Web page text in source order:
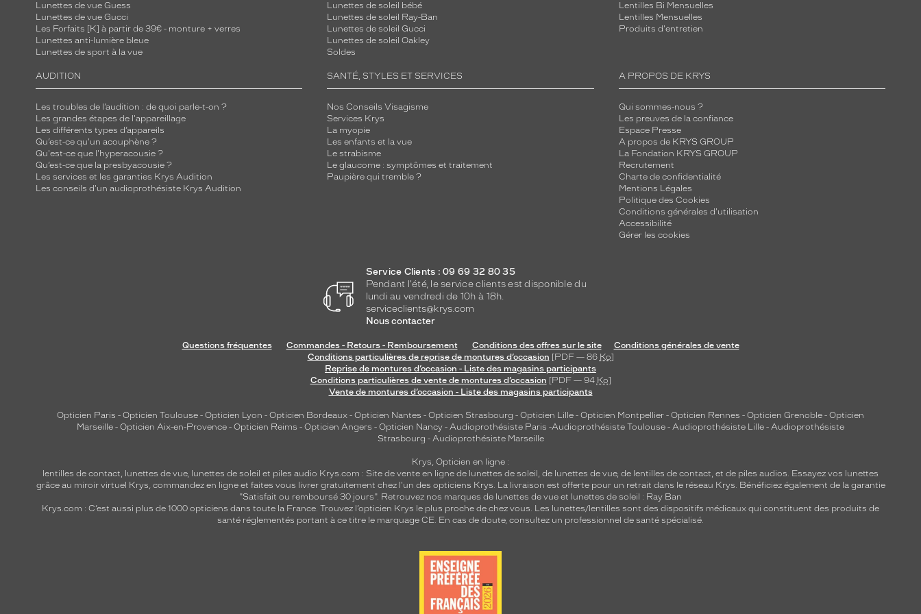
Lunettes de vue Guess
Lunettes de vue Gucci
Les Forfaits [K] à partir de 39€ - monture + verres
Lunettes anti-lumière bleue
Lunettes de sport à la vue
Lunettes de soleil bébé
Lunettes de soleil Ray-Ban
Lunettes de soleil Gucci
Lunettes de soleil Oakley
Soldes
Lentilles Bi Mensuelles
Lentilles Mensuelles
Produits d'entretien
AUDITION
Les troubles de l’audition : de quoi parle-t-on ?
Les grandes étapes de l'appareillage
Les différents types d’appareils
Qu’est-ce qu'un acouphène ?
Qu'est-ce que l'hyperacousie ?
Qu’est-ce que la presbyacousie ?
Les services et les garanties Krys Audition
Les conseils d'un audioprothésiste Krys Audition
SANTÉ, STYLES ET SERVICES
Nos Conseils Visagisme
Services Krys
La myopie
Les enfants et la vue
Le strabisme
Le glaucome : symptômes et traitement
Paupière qui tremble ?
A PROPOS DE KRYS
Qui sommes-nous ?
Les preuves de la confiance
Espace Presse
A propos de KRYS GROUP
La Fondation KRYS GROUP
Recrutement
Charte de confidentialité
Mentions Légales
Politique des Cookies
Conditions générales d'utilisation
Accessibilité
Gérer les cookies
Service Clients : 09 69 32 80 35
Pendant l'été, le service clients est disponible du
lundi au vendredi de 10h à 18h.
serviceclients@krys.com
Nous contacter
Questions fréquentes Commandes - Retours - Remboursement Conditions des offres sur le site
Conditions générales de vente
Conditions particulières de reprise de montures d’occasion [PDF — 86 Ko]
Reprise de montures d’occasion - Liste des magasins participants
Conditions particulières de vente de montures d’occasion [PDF — 94 Ko]
Vente de montures d’occasion - Liste des magasins participants
Opticien Paris - Opticien Toulouse - Opticien Lyon - Opticien Bordeaux - Opticien Nantes - Opticien Strasbourg - Opticien Lille - Opticien Montpellier - Opticien Rennes - Opticien Grenoble - Opticien
Marseille - Opticien Aix-en-Provence - Opticien Reims - Opticien Angers - Opticien Nancy - Audioprothésiste Paris -Audioprothésiste Toulouse - Audioprothésiste Lille - Audioprothésiste
Strasbourg - Audioprothésiste Marseille
Krys, Opticien en ligne :
lentilles de contact, lunettes de vue, lunettes de soleil et piles audio Krys.com : Site de vente en ligne de lunettes de soleil, de lunettes de vue, de lentilles de contact, et de piles audios. Essayez vos lunettes
grâce au miroir virtuel Krys, commandez en ligne et faites vous livrer gratuitement chez l'un des opticiens Krys. La livraison est offerte pour un retrait dans le réseau Krys. Bénéficiez également de la garantie
"Satisfait ou remboursé 30 jours". Retrouvez nos marques de lunettes de vue et lunettes de soleil : Ray Ban
Krys.com : C’est aussi plus de 1000 opticiens dans toute la France. Trouvez l’opticien Krys le plus proche de chez vous. Les lunettes/lentilles sont des dispositifs médicaux qui constituent des produits de
santé réglementés portant à ce titre le marquage CE. En cas de doute, consultez un professionnel de santé spécialisé.